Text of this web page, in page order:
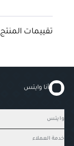
تقييمات المنتج
أنا وايتس
وايتس
خدمة العملاء